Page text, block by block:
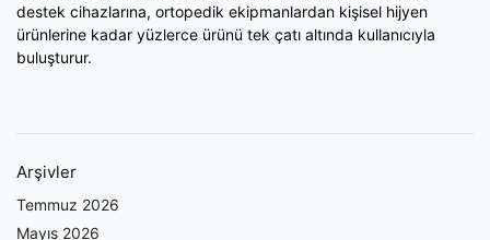
destek cihazlarına, ortopedik ekipmanlardan kişisel hijyen
ürünlerine kadar yüzlerce ürünü tek çatı altında kullanıcıyla
buluşturur.
Arşivler
Temmuz 2026
Mayıs 2026